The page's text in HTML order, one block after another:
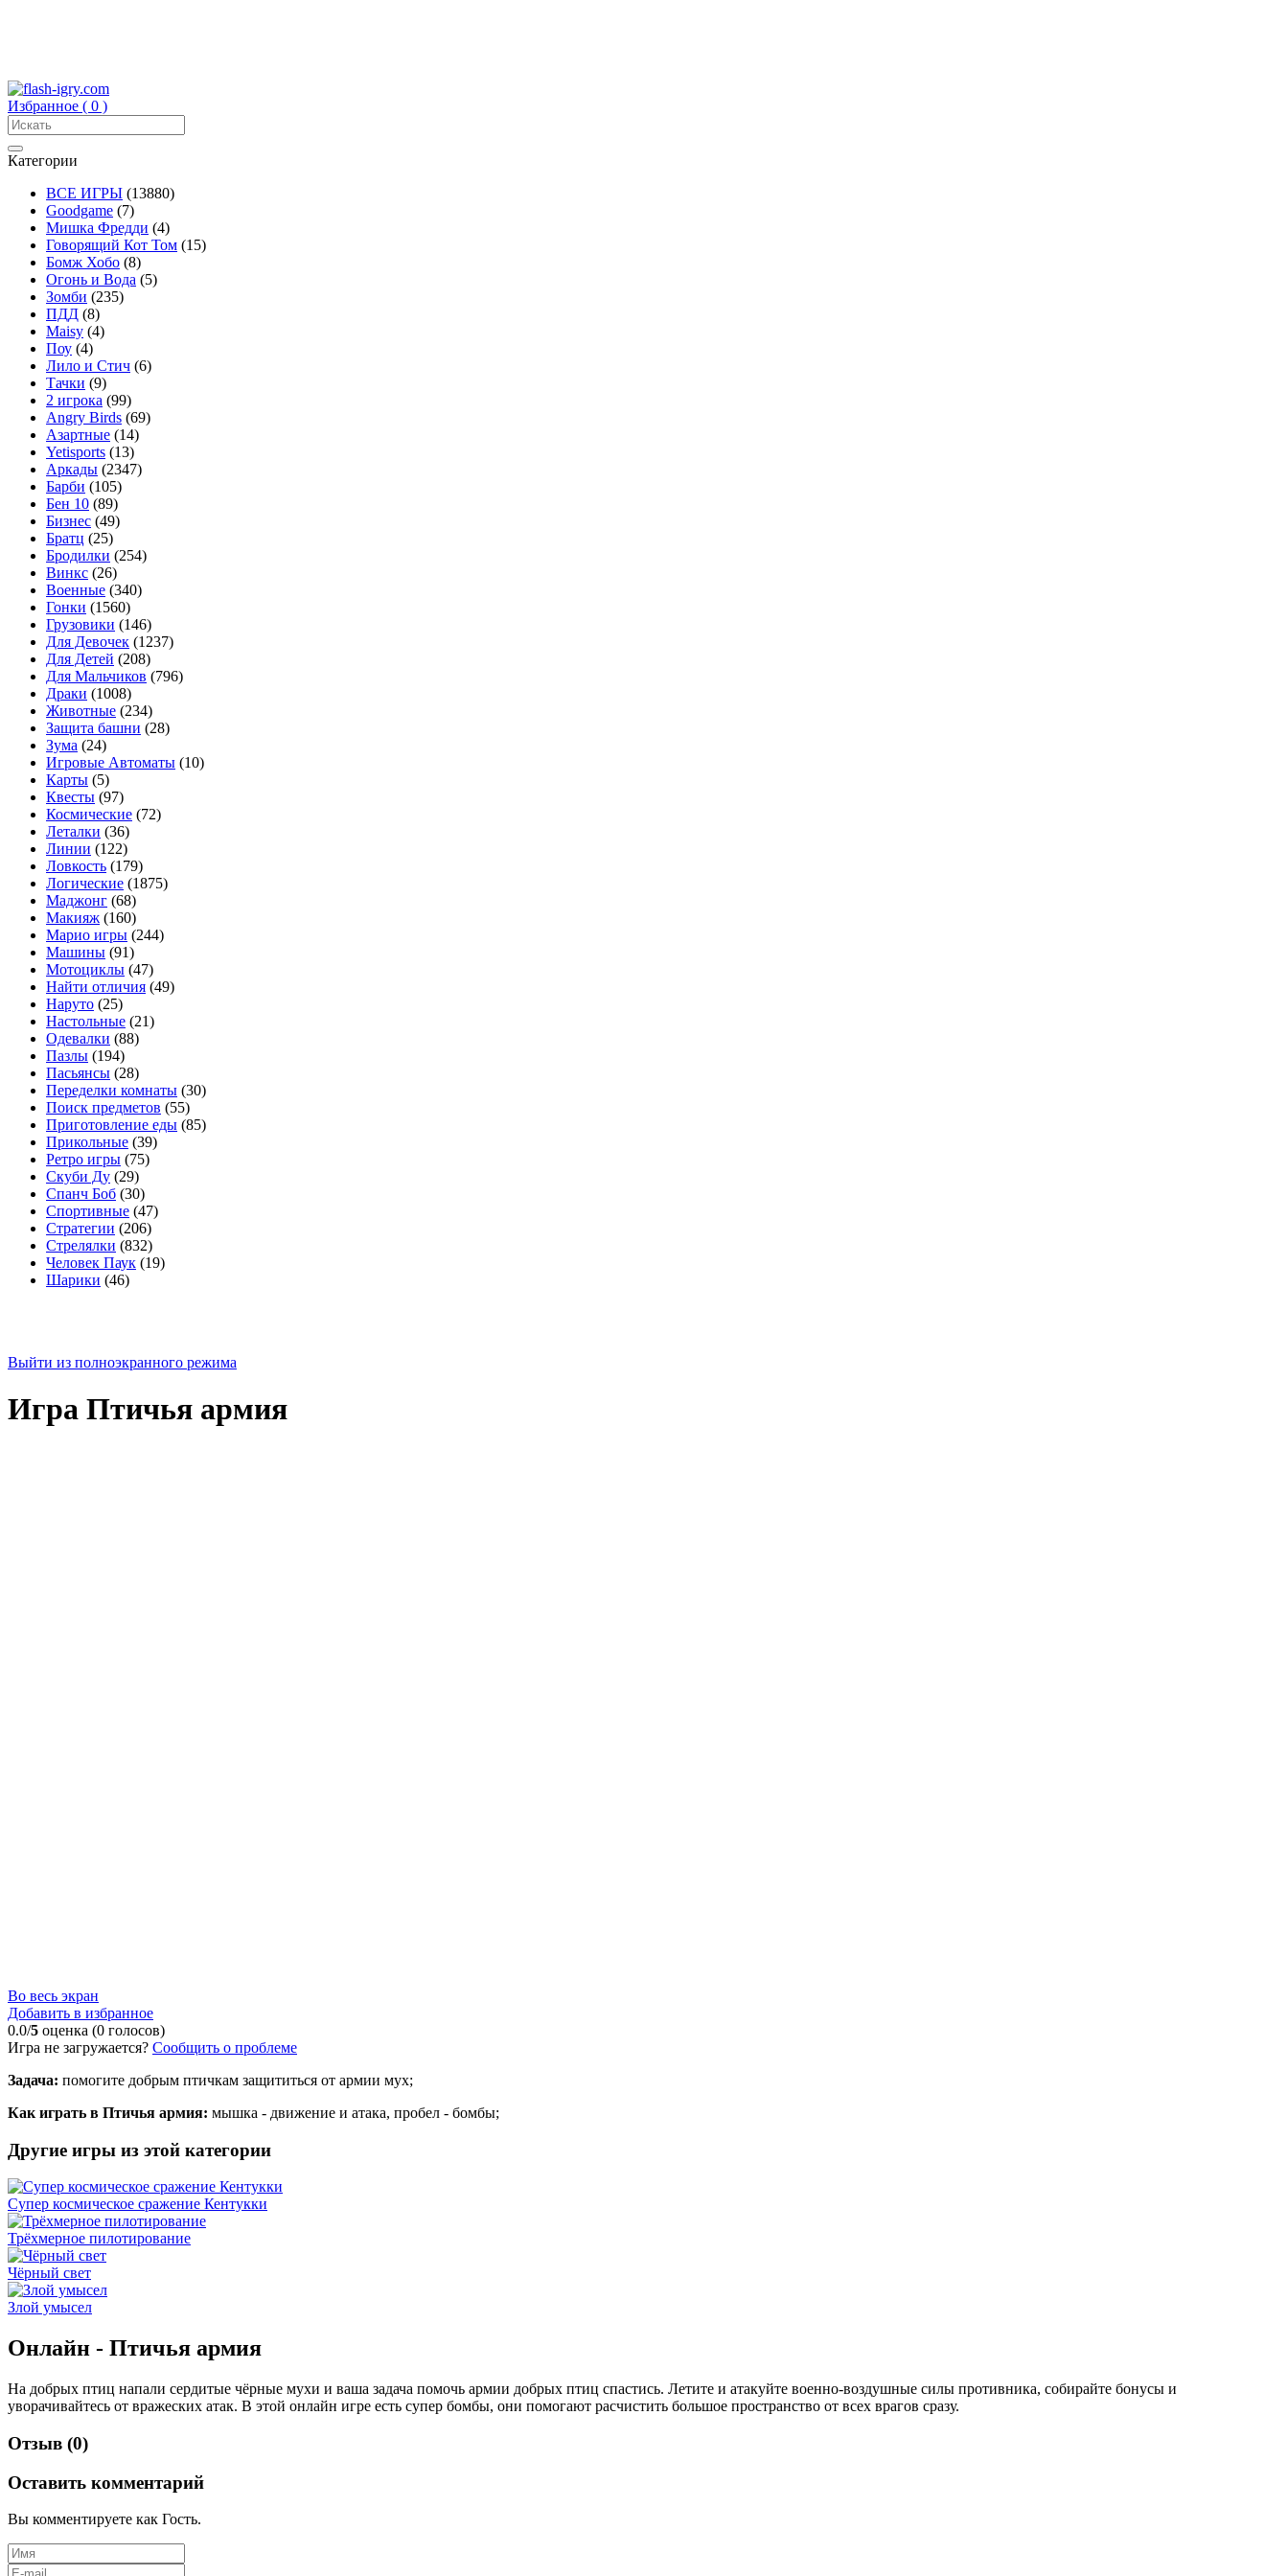
Избранное ( 0 )
Категории
ВСЕ ИГРЫ (13880)
Goodgame (7)
Мишка Фредди (4)
Говорящий Кот Том (15)
Бомж Хобо (8)
Огонь и Вода (5)
Зомби (235)
ПДД (8)
Maisy (4)
Поу (4)
Лило и Стич (6)
Тачки (9)
2 игрока (99)
Angry Birds (69)
Азартные (14)
Yetisports (13)
Аркады (2347)
Барби (105)
Бен 10 (89)
Бизнес (49)
Братц (25)
Бродилки (254)
Винкс (26)
Военные (340)
Гонки (1560)
Грузовики (146)
Для Девочек (1237)
Для Детей (208)
Для Мальчиков (796)
Драки (1008)
Животные (234)
Защита башни (28)
Зума (24)
Игровые Автоматы (10)
Карты (5)
Квесты (97)
Космические (72)
Леталки (36)
Линии (122)
Ловкость (179)
Логические (1875)
Маджонг (68)
Макияж (160)
Марио игры (244)
Машины (91)
Мотоциклы (47)
Найти отличия (49)
Наруто (25)
Настольные (21)
Одевалки (88)
Пазлы (194)
Пасьянсы (28)
Переделки комнаты (30)
Поиск предметов (55)
Приготовление еды (85)
Прикольные (39)
Ретро игры (75)
Скуби Ду (29)
Спанч Боб (30)
Спортивные (47)
Стратегии (206)
Стрелялки (832)
Человек Паук (19)
Шарики (46)
Выйти из полноэкранного режима
Игра Птичья армия
Во весь экран
Добавить в избранное
0.0/5 оценка (0 голосов)
Игра не загружается? Сообщить о проблеме
Задача: помогите добрым птичкам защититься от армии мух;
Как играть в Птичья армия: мышка - движение и атака, пробел - бомбы;
Другие игры из этой категории
Супер космическое сражение Кентукки
Трёхмерное пилотирование
Чёрный свет
Злой умысел
Онлайн - Птичья армия
На добрых птиц напали сердитые чёрные мухи и ваша задача помочь армии добрых птиц спастись. Летите и атакуйте военно-воздушные силы противника, собирайте бонусы и
уворачивайтесь от вражеских атак. В этой онлайн игре есть супер бомбы, они помогают расчистить большое пространство от всех врагов сразу.
Отзыв (0)
Оставить комментарий
Вы комментируете как Гость.